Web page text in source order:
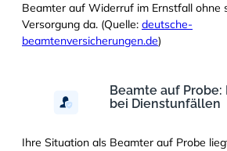
Beamter auf Widerruf im Ernstfall ohne
Versorgung da. (Quelle: deutsche-
beamtenversicherungen.de)
Beamte auf Probe:
bei Dienstunfällen
Ihre Situation als Beamter auf Probe